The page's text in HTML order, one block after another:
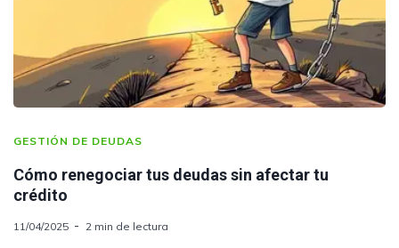
GESTIÓN DE DEUDAS
Cómo renegociar tus deudas sin afectar tu
crédito
11/04/2025 2 min de lectura